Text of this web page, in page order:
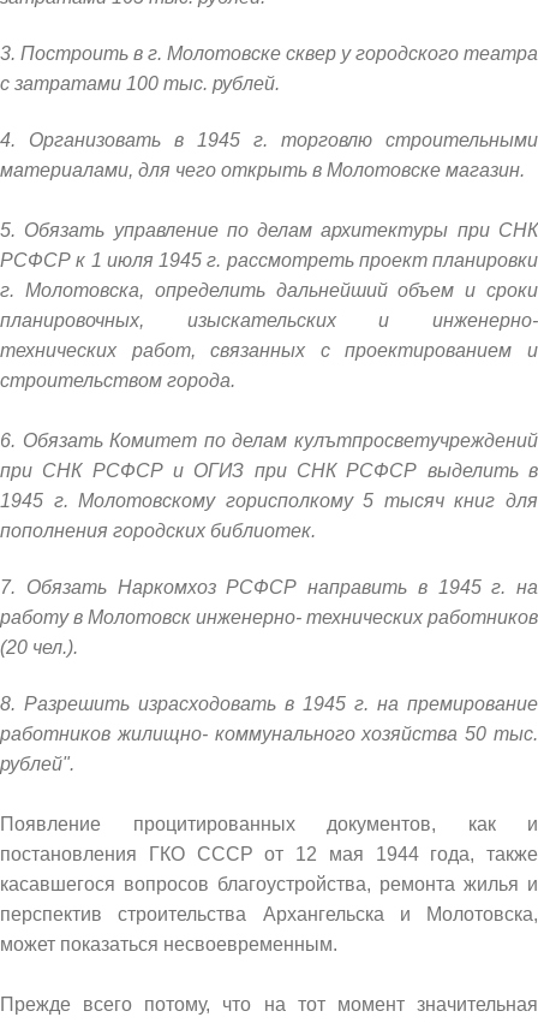
3. Построить в г. Молотовске сквер у городского театра
с затратами 100 тыс. рублей.
4. Организовать в 1945 г. торговлю строительными
материалами, для чего открыть в Молотовске магазин.
5. Обязать управление по делам архитектуры при СНК
РСФСР к 1 июля 1945 г. рассмотреть проект планировки
г. Молотовска, определить дальнейший объем и сроки
планировочных, изыскательских и инженерно-
технических работ, связанных с проектированием и
строительством города.
6. Обязать Комитет по делам кулътпросветучреждений
при СНК РСФСР и ОГИЗ при СНК РСФСР выделить в
1945 г. Молотовскому горисполкому 5 тысяч книг для
пополнения городских библиотек.
7. Обязать Наркомхоз РСФСР направить в 1945 г. на
работу в Молотовск инженерно- технических работников
(20 чел.).
8. Разрешить израсходовать в 1945 г. на премирование
работников жилищно- коммунального хозяйства 50 тыс.
рублей".
Появление процитированных документов, как и
постановления ГКО СССР от 12 мая 1944 года, также
касавшегося вопросов благоустройства, ремонта жилья и
перспектив строительства Архангельска и Молотовска,
может показаться несвоевременным.
Прежде всего потому, что на тот момент значительная